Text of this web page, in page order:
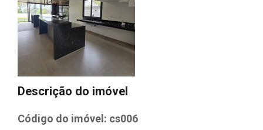
Descrição do imóvel
Código do imóvel: cs006